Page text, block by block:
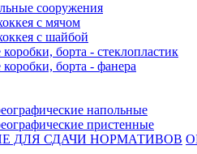
сооружения
с мячом
с шайбой
борта - стеклопластик
борта - фанера
напольные
пристенные
ДЛЯ СДАЧИ НОРМАТИВОВ